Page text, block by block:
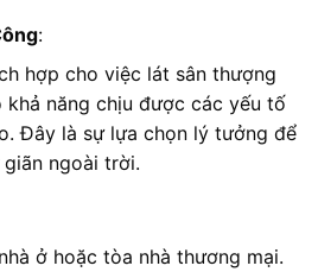
:
hợp cho việc lát sân thượng
khả năng chịu được các yếu tố
Đây là sự lựa chọn lý tưởng để
ngoài trời.
ở hoặc tòa nhà thương mại.